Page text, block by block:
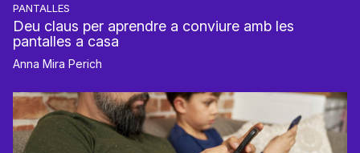
PANTALLES
Deu claus per aprendre a conviure amb les
pantalles a casa
Anna Mira Perich